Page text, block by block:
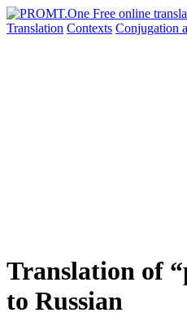
Translation Contexts Conjugation
Translation of
to Russian